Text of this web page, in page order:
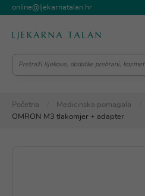
online@ljekarnatalan.hr
Početna Medicinska pomagala
OMRON M3 tlakomjer + adapter